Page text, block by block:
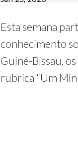
Esta semana
conhecimento
Guiné-Bissau,
rubrica “Um